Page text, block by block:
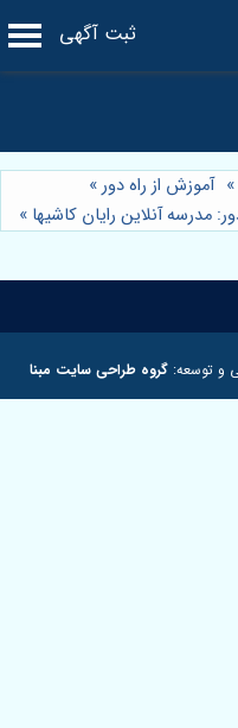
ثبت آگهی
» آموزش از راه دور»
آنلاین رایان کاشیها »
و توسعه: گروه طراحی سایت مبنا